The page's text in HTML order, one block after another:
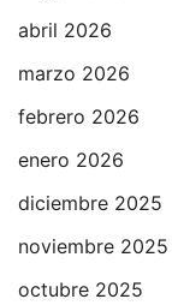
abril 2026
marzo 2026
febrero 2026
enero 2026
diciembre 2025
noviembre 2025
octubre 2025